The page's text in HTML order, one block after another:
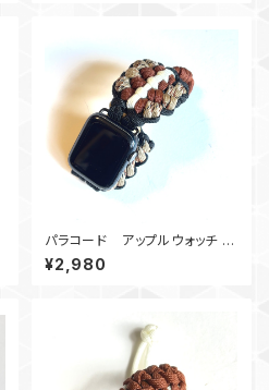
パラコード アップルウォッチ バ
ンド44_kahuku_BBrWDc
¥2,980